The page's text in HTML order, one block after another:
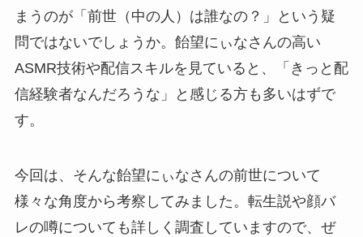
まうのが「前世（中の人）は誰なの？」という疑
問ではないでしょうか。飴望にぃなさんの高い
ASMR技術や配信スキルを見ていると、「きっと配
信経験者なんだろうな」と感じる方も多いはずで
す。
今回は、そんな飴望にぃなさんの前世について
様々な角度から考察してみました。転生説や顔バ
レの噂についても詳しく調査していますので、ぜ